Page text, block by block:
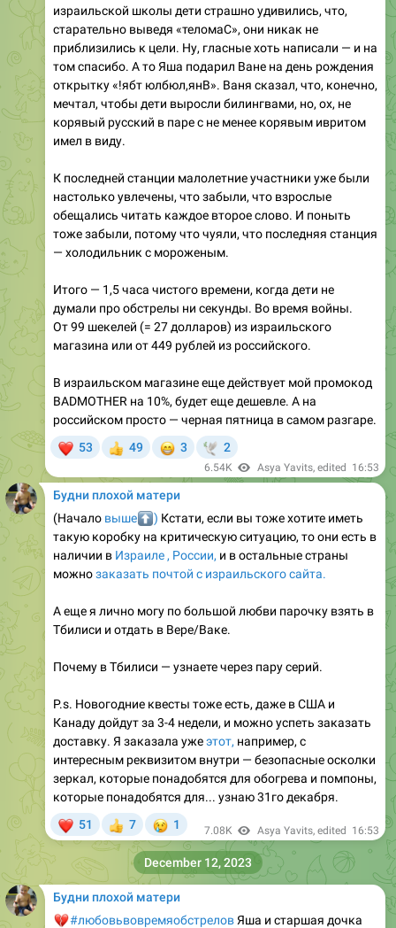
израильской школы дети страшно удивились, что,
старательно выведя «теломаС», они никак не
приблизились к цели. Ну, гласные хоть написали — и на
том спасибо. А то Яша подарил Ване на день рождения
открытку «!ябт юлбюл,янВ». Ваня сказал, что, конечно,
мечтал, чтобы дети выросли билингвами, но, ох, не
корявый русский в паре с не менее корявым ивритом
имел в виду.
К последней станции малолетние участники уже были
настолько увлечены, что забыли, что взрослые
обещались читать каждое второе слово. И поныть
тоже забыли, потому что чуяли, что последняя станция
— холодильник с мороженым.
Итого — 1,5 часа чистого времени, когда дети не
думали про обстрелы ни секунды. Во время войны.
От 99 шекелей (= 27 долларов) из израильского
магазина или от 449 рублей из российского.
В израильском магазине еще действует мой промокод
BADMOTHER на 10%, будет еще дешевле. А на
российском просто — черная пятница в самом разгаре.
53 49
😁
3
🕊
2
6.54K Asya Yavits, edited 16:53
Будни плохой матери
(Начало выше
⬆️
) Кстати, если вы тоже хотите иметь
такую коробку на критическую ситуацию, то они есть в
наличии в Израиле , России, и в остальные страны
можнозаказать почтой с израильского сайта.
А еще я лично могу по большой любви парочку взять в
Тбилиси и отдать в Вере/Ваке.
Почему в Тбилиси — узнаете через пару серий.
P.s. Новогодние квесты тоже есть, даже в США и
Канаду дойдут за 3-4 недели, и можно успеть заказать
доставку. Я заказала ужеэтот, например, с
интересным реквизитом внутри — безопасные осколки
зеркал, которые понадобятся для обогрева и помпоны,
которые понадобятся для... узнаю 31го декабря.
51 7
😢
1 7.08K Asya Yavits, edited 16:53
Будни плохой матери
#любовьвовремяобстреловЯша и старшая дочка
December 12, 2023